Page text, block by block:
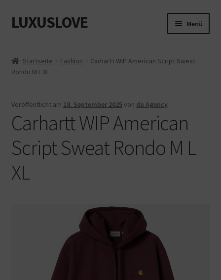
Zur
Navigation
Zum
Inhalt
LUXUSLOVE Menü
Cookie-Richtlinie (EU)
Datenschutz
Impressum
Kasse
Mein Konto
Startseite Fashion
Carhartt WIP American Script Sweat
Rondo M L XL
Veröffentlicht am 18. September 2025von da Agency
Carhartt WIP American
Script Sweat Rondo M L
XL